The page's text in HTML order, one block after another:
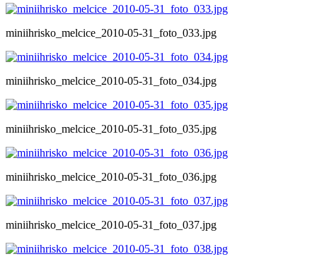
miniihrisko_melcice_2010-05-31_foto_033.jpg
miniihrisko_melcice_2010-05-31_foto_034.jpg
miniihrisko_melcice_2010-05-31_foto_035.jpg
miniihrisko_melcice_2010-05-31_foto_036.jpg
miniihrisko_melcice_2010-05-31_foto_037.jpg